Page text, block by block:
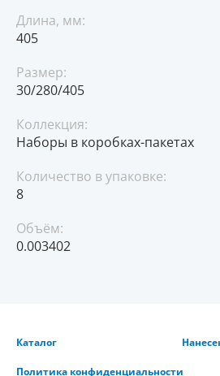
Длина, мм:
405
Размер:
30/280/405
Коллекция:
Наборы в коробках-пакетах
Количество в упаковке:
8
Объём:
0.003402
Каталог
Политика конфиденциальности